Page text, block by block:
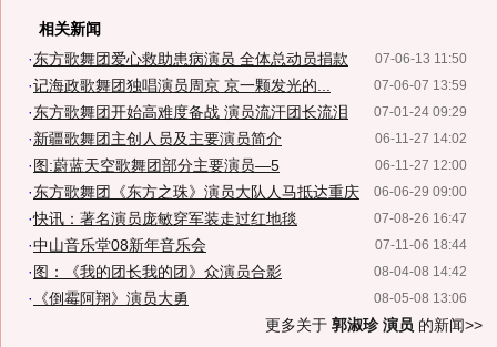
相关新闻
07-06-13 11:50
·东方歌舞团爱心救助患病演员 全体总动员捐款
07-06-07 13:59
·记海政歌舞团独唱演员周京 京一颗发光的...
07-01-24 09:29
·东方歌舞团开始高难度备战 演员流汗团长流泪
06-11-27 14:02
·新疆歌舞团主创人员及主要演员简介
06-11-27 12:00
· 图:蔚蓝天空歌舞团部分主要演员—5
06-06-29 09:00
·东方歌舞团《东方之珠》演员大队人马抵达重庆
07-08-26 16:47
·快讯：著名演员庞敏穿军装走过红地毯
07-11-06 18:44
·中山音乐堂08新年音乐会
08-04-08 14:42
· 图：《我的团长我的团》众演员合影
08-05-08 13:06
·
《倒霉阿翔》演员大勇
更多关于 郭淑珍 演员 的新闻>>